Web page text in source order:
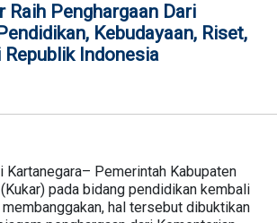
Raih Penghargaan Dari
Kebudayaan, Riset,
Indonesia
Kartanegara– Pemerintah Kabupaten
pada bidang pendidikan kembali
hal tersebut dibuktikan